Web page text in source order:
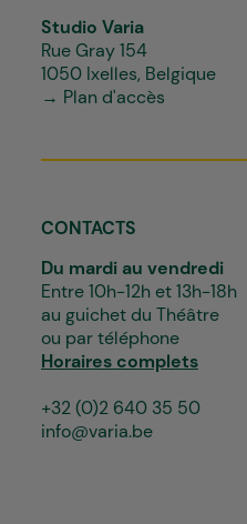
Studio Varia
Rue Gray 154
1050 Ixelles, Belgique
→ Plan d'accès
CONTACTS
Du mardi au vendredi
Entre 10h-12h et 13h-18h
au guichet du Théâtre
ou par téléphone
Horaires complets
+32 (0)2 640 35 50
info@varia.be